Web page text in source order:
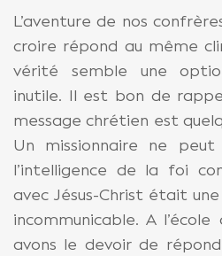
L’aventure de nos
croire répond au même
vérité semble une
inutile. Il est bon de
message chrétien est
Un missionnaire ne peut
l’intelligence de la foi
avec Jésus-Christ était
incommunicable. A
avons le devoir de